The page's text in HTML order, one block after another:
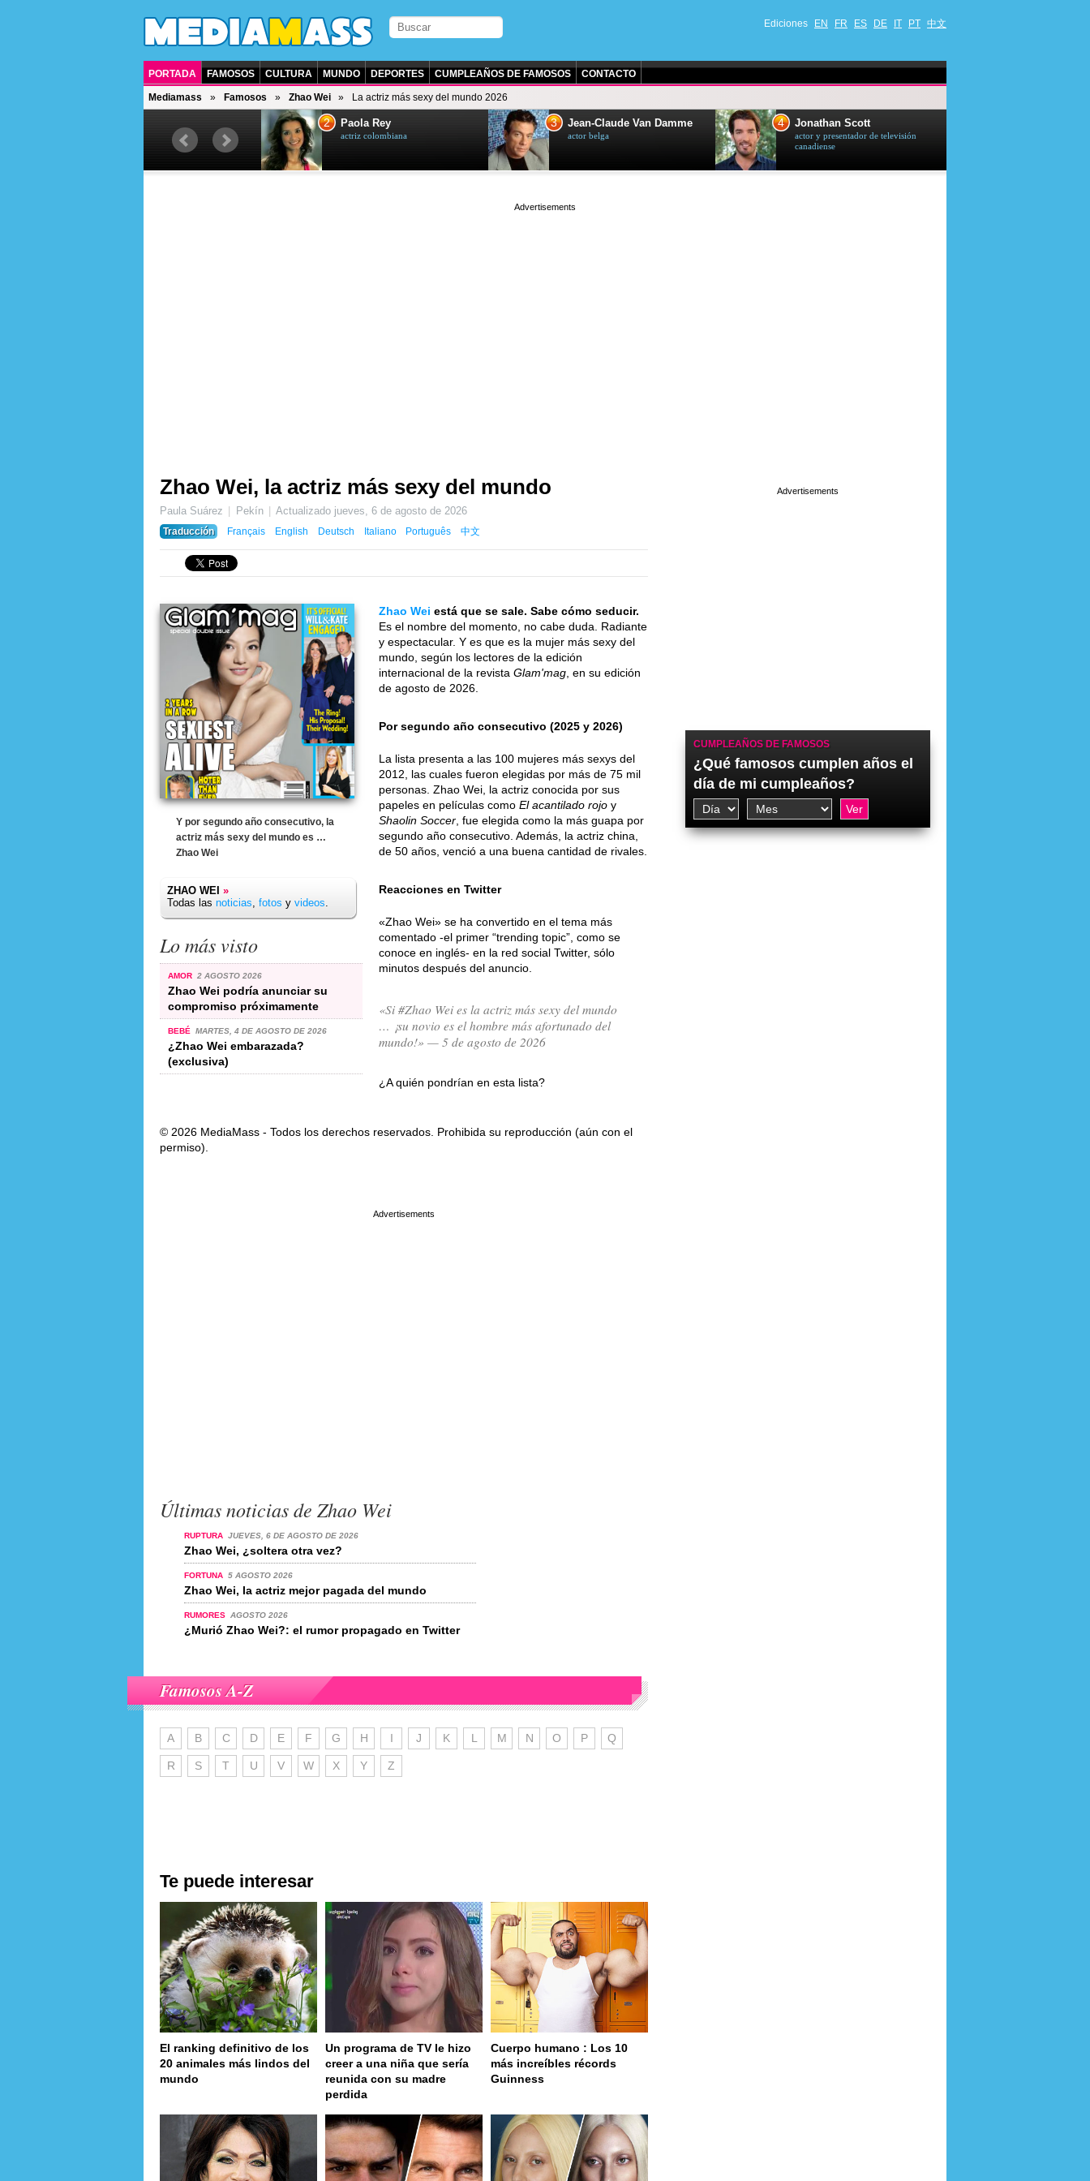
Ediciones EN FR ES DE IT PT 中文
PORTADA FAMOSOS CULTURA MUNDO DEPORTES CUMPLEAÑOS DE FAMOSOS CONTACTO
Mediamass Famosos Zhao Wei La actriz más sexy del mundo 2026
actor y presentador de televisión
2 Paola Rey
actriz colombiana
3 Jean-Claude Van Damme
actor belga
4 Jonathan Scott
actor y presentador de televisión
canadiense
Zhao Wei, la actriz más sexy del mundo
Paula Suárez Pekín Actualizado jueves, 6 de agosto de 2026
Traducción
Français English Deutsch Italiano Português 中文
Y por segundo año consecutivo, la
actriz más sexy del mundo es …
Zhao Wei
ZHAO WEI »
Todas las noticias, fotos y videos.
Lo más visto
AMOR 2 AGOSTO 2026
Zhao Wei podría anunciar su
compromiso próximamente
BEBÉ MARTES, 4 DE AGOSTO DE 2026
¿Zhao Wei embarazada?
(exclusiva)
Zhao Wei está que se sale. Sabe cómo seducir.
Es el nombre del momento, no cabe duda. Radiante
y espectacular. Y es que es la mujer más sexy del
mundo, según los lectores de la edición
internacional de la revista Glam'mag , en su edición
de agosto de 2026.
Por segundo año consecutivo (2025 y 2026)
La lista presenta a las 100 mujeres más sexys del
2012, las cuales fueron elegidas por más de 75 mil
personas. Zhao Wei, la actriz conocida por sus
papeles en películas como El acantilado rojo y
Shaolin Soccer , fue elegida como la más guapa por
segundo año consecutivo. Además, la actriz china,
de 50 años, venció a una buena cantidad de rivales.
Reacciones en Twitter
«Zhao Wei» se ha convertido en el tema más
comentado -el primer “trending topic”, como se
conoce en inglés- en la red social Twitter, sólo
minutos después del anuncio.
«Si #Zhao Wei es la actriz más sexy del mundo
… ¡su novio es el hombre más afortunado del
mundo!» — 5 de agosto de 2026
¿A quién pondrían en esta lista?
© 2026 MediaMass - Todos los derechos reservados. Prohibida su reproducción (aún con el
permiso).
Últimas noticias de Zhao Wei
RUPTURA JUEVES, 6 DE AGOSTO DE 2026
Zhao Wei, ¿soltera otra vez?
FORTUNA 5 AGOSTO 2026
Zhao Wei, la actriz mejor pagada del mundo
RUMORES AGOSTO 2026
¿Murió Zhao Wei?: el rumor propagado en Twitter
Famosos A-Z
A B C D E F G H I J K L M N O P Q
R S T U V W X Y Z
Te puede interesar
El ranking definitivo de los
20 animales más lindos del
mundo
Un programa de TV le hizo
creer a una niña que sería
reunida con su madre
perdida
Cuerpo humano : Los 10
más increíbles récords
Guinness
CUMPLEAÑOS DE FAMOSOS
¿Qué famosos cumplen años el
día de mi cumpleaños?